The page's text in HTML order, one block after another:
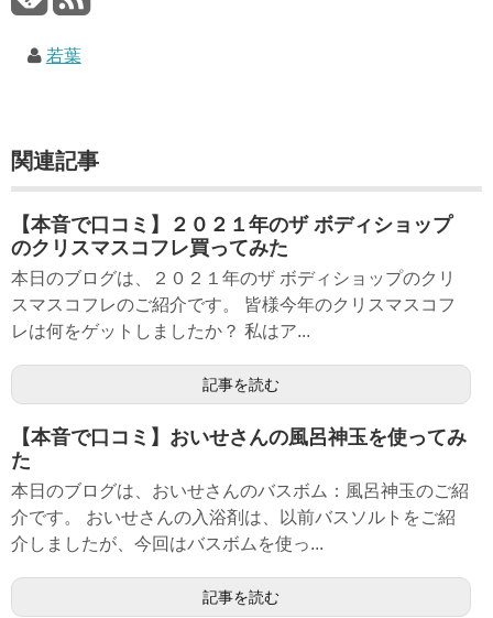
若葉
関連記事
【本音で口コミ】２０２１年のザ ボディショップ
のクリスマスコフレ買ってみた
本日のブログは、２０２１年のザ ボディショップのクリ
スマスコフレのご紹介です。 皆様今年のクリスマスコフ
レは何をゲットしましたか？ 私はア...
記事を読む
【本音で口コミ】おいせさんの風呂神玉を使ってみ
た
本日のブログは、おいせさんのバスボム：風呂神玉のご紹
介です。 おいせさんの入浴剤は、以前バスソルトをご紹
介しましたが、今回はバスボムを使っ...
記事を読む